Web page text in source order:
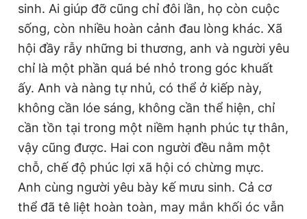
sinh. Ai giúp đỡ cũng chỉ đôi lần, họ còn cuộc
sống, còn nhiều hoàn cảnh đau lòng khác. Xã
hội đầy rẫy những bi thương, anh và người yêu
chỉ là một phần quá bé nhỏ trong góc khuất
ấy. Anh và nàng tự nhủ, có thể ở kiếp này,
không cần lóe sáng, không cần thể hiện, chỉ
cần tồn tại trong một niềm hạnh phúc tự thân,
vậy cũng được. Hai con người đều nằm một
chỗ, chế độ phúc lợi xã hội có chừng mực.
Anh cùng người yêu bày kế mưu sinh. Cả cơ
thể đã tê liệt hoàn toàn, may mắn khối óc vẫn